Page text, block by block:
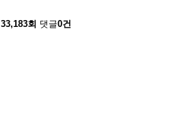
33,183회 댓글0건